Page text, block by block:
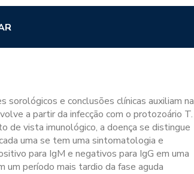
e conclusões clínicas auxiliam na
a partir da infecção com o protozoário T.
vista imunológico, a doença se distingue
uma se tem uma sintomatologia e
para IgM e negativos para IgG em uma
um período mais tardio da fase aguda